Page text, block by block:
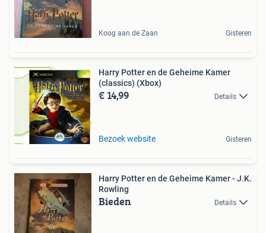
Koog aan de Zaan Gisteren
Harry Potter en de Geheime Kamer
(classics) (Xbox)
€ 14,99 Details
Bezoek website Gisteren
Harry Potter en de Geheime Kamer - J.K.
Rowling
Bieden Details